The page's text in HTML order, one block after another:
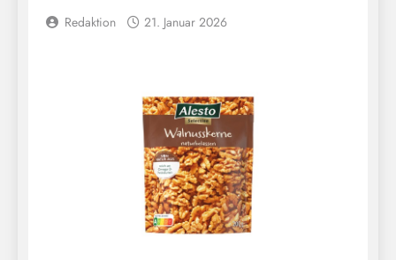
Redaktion 21. Januar 2026